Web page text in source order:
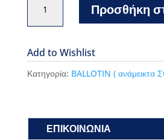
Ballotin
ποσότητα
Προσθήκη
Add to Wishlist
Κατηγορία: BALLOTIN (
ΕΠΙΚΟΙΝΩΝΙΑ